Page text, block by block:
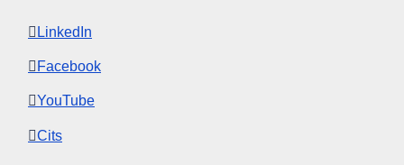
LinkedIn
Facebook
YouTube
Cits